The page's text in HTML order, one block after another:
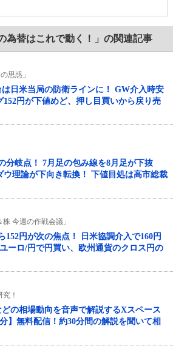
為替はこれで動く！」の関連記事
思惑」
は日米当局の防衛ラインに！ GW介入時安
152円が下値めど、押し目買いから戻り売
分岐点！ 7月足の包み線を8月足が下抜
ウ理論が下向き転換！ 下値目処は高市総裁
今週の作戦会議」
152円が次の焦点！ 日米協調介入で160円
ーロ/円で円買い、欧州通貨のクロス円の
！
の相場動向を音声で解説するXスペース
】無料配信！約30分間の解説を聞いて相